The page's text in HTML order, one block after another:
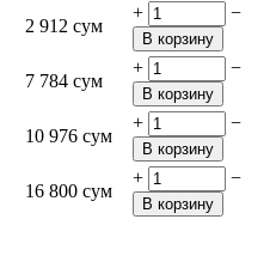
2 912 сум
+ −
В корзину
7 784 сум
+ −
В корзину
10 976 сум
+ −
В корзину
16 800 сум
+ −
В корзину